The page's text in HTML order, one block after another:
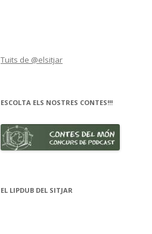
Tuits de @elsitjar
ESCOLTA ELS NOSTRES CONTES!!!
EL LIPDUB DEL SITJAR